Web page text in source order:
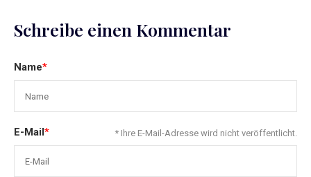
Schreibe einen Kommentar
Name*
E-Mail* * Ihre E-Mail-Adresse wird nicht veröffentlicht.